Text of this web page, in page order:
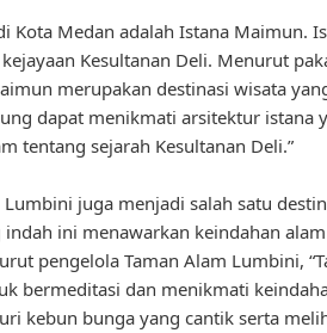
Kota Medan adalah Istana Maimun.
Kesultanan Deli. Menurut
merupakan destinasi wisata
dapat menikmati arsitektur istana
tentang sejarah Kesultanan Deli.”
juga menjadi salah satu
ini menawarkan keindahan
pengelola Taman Alam Lumbini,
bermeditasi dan menikmati
kebun bunga yang cantik serta